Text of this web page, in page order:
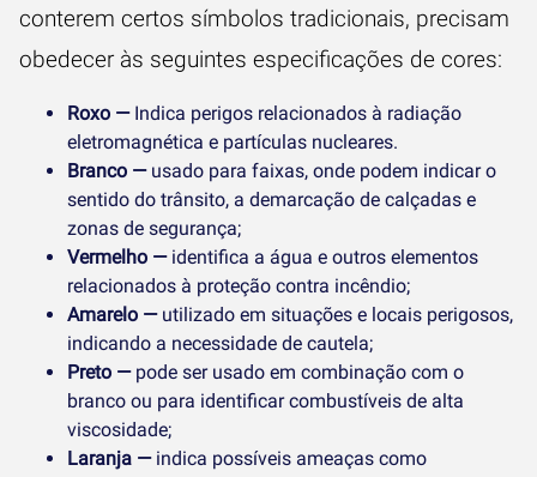
conterem certos símbolos tradicionais, precisam
obedecer às seguintes especificações de cores:
Roxo —Indica perigos relacionados à radiação
eletromagnética e partículas nucleares.
Branco —usado para faixas, onde podem indicar o
sentido do trânsito, a demarcação de calçadas e
zonas de segurança;
Vermelho —identifica a água e outros elementos
relacionados à proteção contra incêndio;
Amarelo —utilizado em situações e locais perigosos,
indicando a necessidade de cautela;
Preto —pode ser usado em combinação com o
branco ou para identificar combustíveis de alta
viscosidade;
Laranja —indica possíveis ameaças como